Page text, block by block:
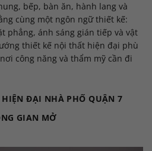
bếp, bàn ăn, hành lang và
cùng một ngôn ngữ thiết kế:
phẳng, ánh sáng gián tiếp và vật
thiết kế nội thất hiện đại phù
công năng và thẩm mỹ cần đi
HIỆN ĐẠI NHÀ PHỐ QUẬN 7
GIAN MỞ